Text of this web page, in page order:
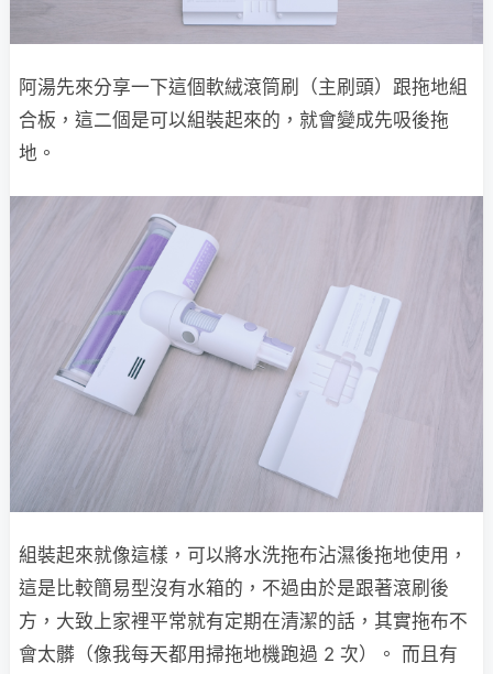
阿湯先來分享一下這個軟絨滾筒刷（主刷頭）跟拖地組
合板，這二個是可以組裝起來的，就會變成先吸後拖
地。
組裝起來就像這樣，可以將水洗拖布沾濕後拖地使用，
這是比較簡易型沒有水箱的，不過由於是跟著滾刷後
方，大致上家裡平常就有定期在清潔的話，其實拖布不
會太髒（像我每天都用掃拖地機跑過 2 次）。 而且有